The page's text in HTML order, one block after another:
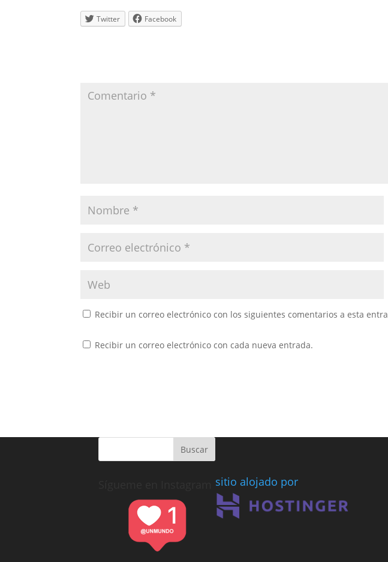
Twitter Facebook
Recibir un correo electrónico con los siguientes comentarios a esta
Recibir un correo electrónico con cada nueva entrada.
sitio alojado por